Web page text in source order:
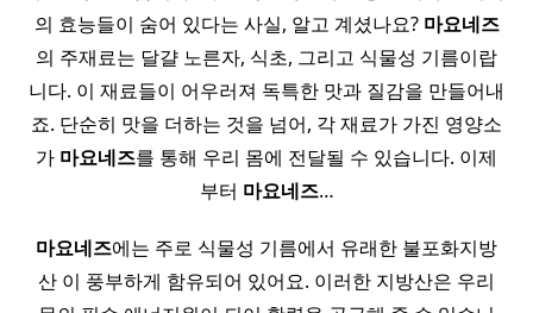
의 효능들이 숨어 있다는 사실, 알고 계셨나요? 마요네즈
의 주재료는 달걀 노른자, 식초, 그리고 식물성 기름이랍
니다. 이 재료들이 어우러져 독특한 맛과 질감을 만들어내
죠. 단순히 맛을 더하는 것을 넘어, 각 재료가 가진 영양소
가 마요네즈를 통해 우리 몸에 전달될 수 있습니다. 이제
부터 마요네즈…
마요네즈에는 주로 식물성 기름에서 유래한 불포화지방
산 이 풍부하게 함유되어 있어요. 이러한 지방산은 우리